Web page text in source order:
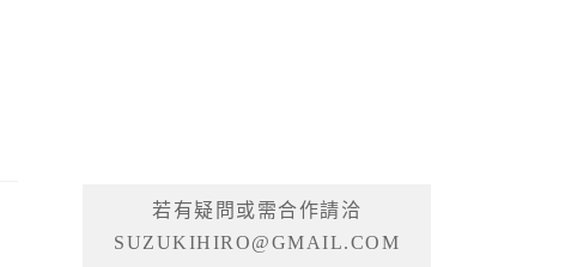
若有疑問或需合作請洽
SUZUKIHIRO@GMAIL.COM